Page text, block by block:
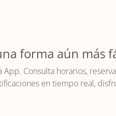
forma aún más
Consulta horarios,
en tiempo real,